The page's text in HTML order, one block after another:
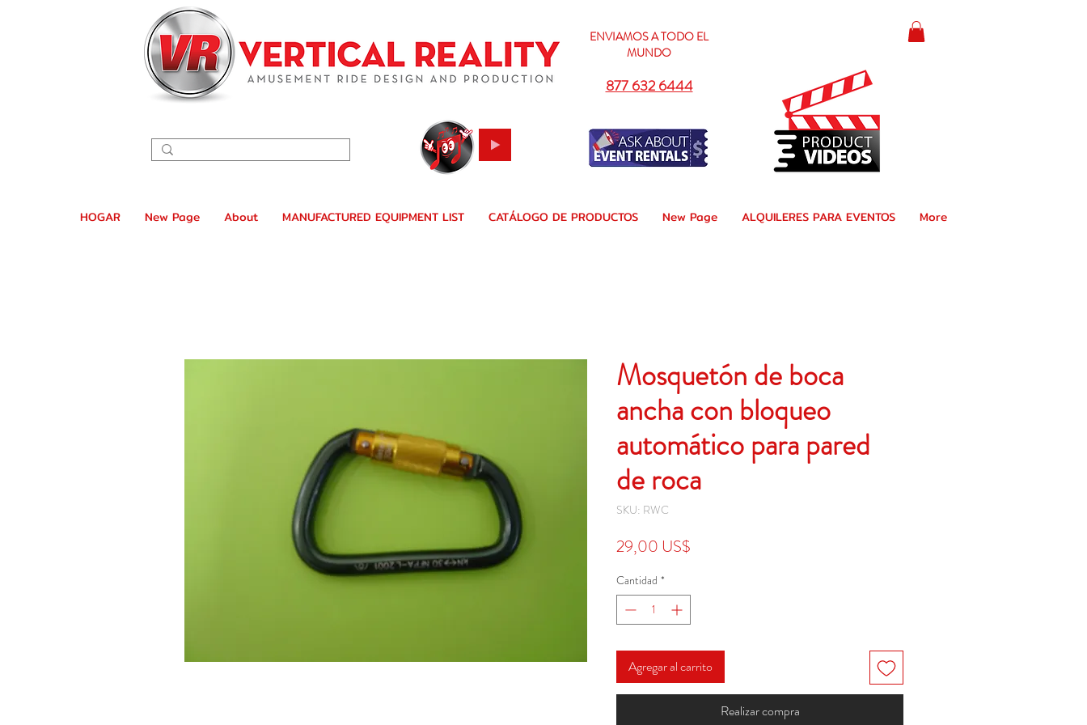
ENVIAMOS A TODO EL
MUNDO
877 632 6444
HOGAR New Page About MANUFACTURED EQUIPMENT LIST CATÁLOGO DE PRODUCTOS New Page ALQUILERES PARA EVENTOS More
Mosquetón de boca
ancha con bloqueo
automático para pared
de roca
SKU: RWC
29,00 US$
Cantidad *
Agregar al carrito
Realizar compra